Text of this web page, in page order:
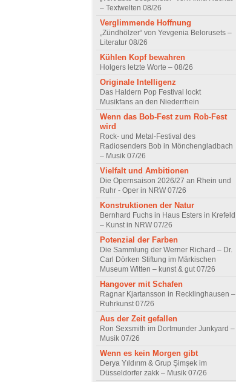
– Textwelten 08/26
Verglimmende Hoffnung
„Zündhölzer“ von Yevgenia Belorusets –
Literatur 08/26
Kühlen Kopf bewahren
Holgers letzte Worte – 08/26
Originale Intelligenz
Das Haldern Pop Festival lockt
Musikfans an den Niederrhein
Wenn das Bob-Fest zum Rob-Fest
wird
Rock- und Metal-Festival des
Radiosenders Bob in Mönchengladbach
– Musik 07/26
Vielfalt und Ambitionen
Die Opernsaison 2026/27 an Rhein und
Ruhr - Oper in NRW 07/26
Konstruktionen der Natur
Bernhard Fuchs in Haus Esters in Krefeld
– Kunst in NRW 07/26
Potenzial der Farben
Die Sammlung der Werner Richard – Dr.
Carl Dörken Stiftung im Märkischen
Museum Witten – kunst & gut 07/26
Hangover mit Schafen
Ragnar Kjartansson in Recklinghausen –
Ruhrkunst 07/26
Aus der Zeit gefallen
Ron Sexsmith im Dortmunder Junkyard –
Musik 07/26
Wenn es kein Morgen gibt
Derya Yıldırım & Grup Şimşek im
Düsseldorfer zakk – Musik 07/26